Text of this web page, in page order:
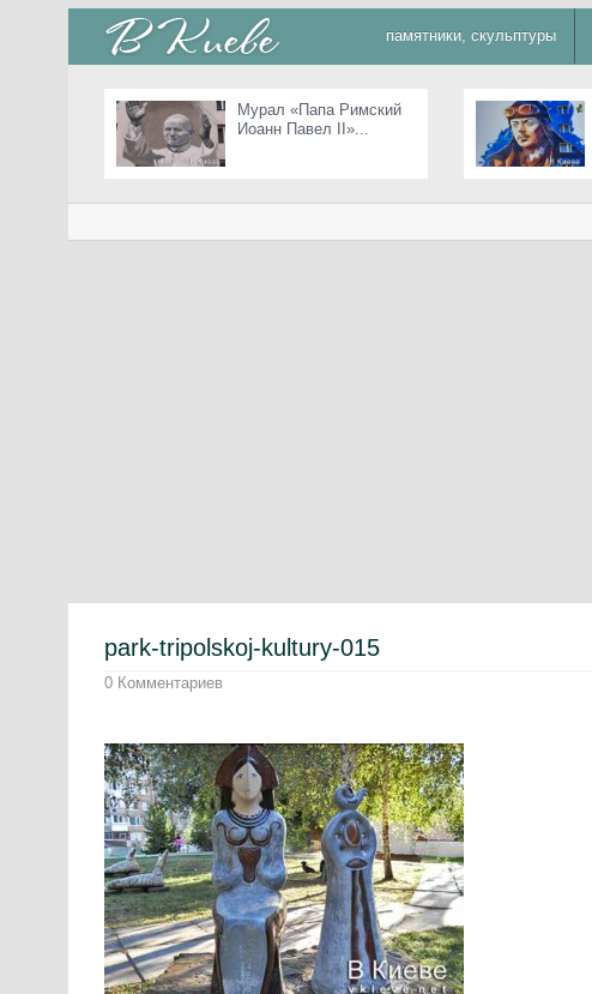
памятники, скульптуры
Мурал «Папа Римский
Иоанн Павел II»...
park-tripolskoj-kultury-015
0 Комментариев